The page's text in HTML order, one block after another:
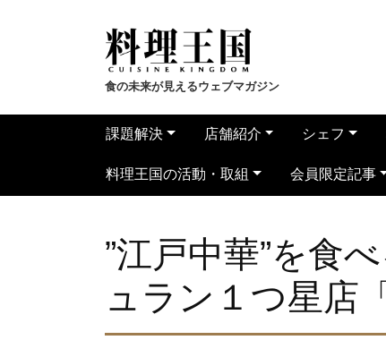
食の未来が見えるウェブマガジン
課題解決 店舗紹介 シェフ
料理王国の活動・取組 会員限定記事
”江戸中華”を食
ュラン１つ星店